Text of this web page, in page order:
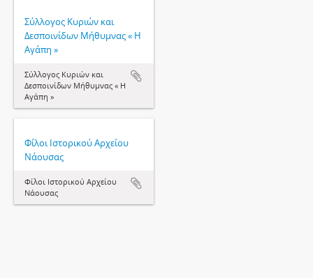
Σύλλογος Κυριών και
Δεσποινίδων Μήθυμνας « Η
Αγάπη »
Σύλλογος Κυριών και
Δεσποινίδων Μήθυμνας « Η
Αγάπη »
Φίλοι Ιστορικού Αρχείου
Νάουσας
Φίλοι Ιστορικού Αρχείου
Νάουσας